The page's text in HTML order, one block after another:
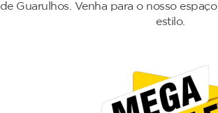
Guarulhos. Venha para o nosso
estilo.